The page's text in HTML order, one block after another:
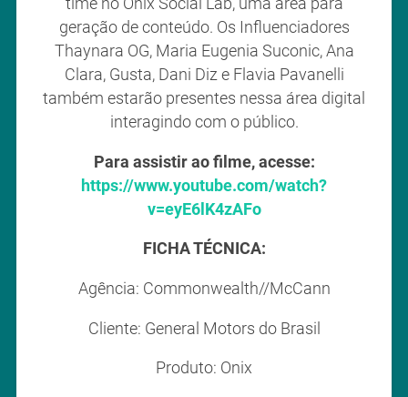
time no Onix Social Lab, uma área para
geração de conteúdo. Os Influenciadores
Thaynara OG, Maria Eugenia Suconic, Ana
Clara, Gusta, Dani Diz e Flavia Pavanelli
também estarão presentes nessa área digital
interagindo com o público.
Para assistir ao filme, acesse:
https://www.youtube.com/watch?
v=eyE6lK4zAFo
FICHA TÉCNICA:
Agência: Commonwealth//McCann
Cliente: General Motors do Brasil
Produto: Onix